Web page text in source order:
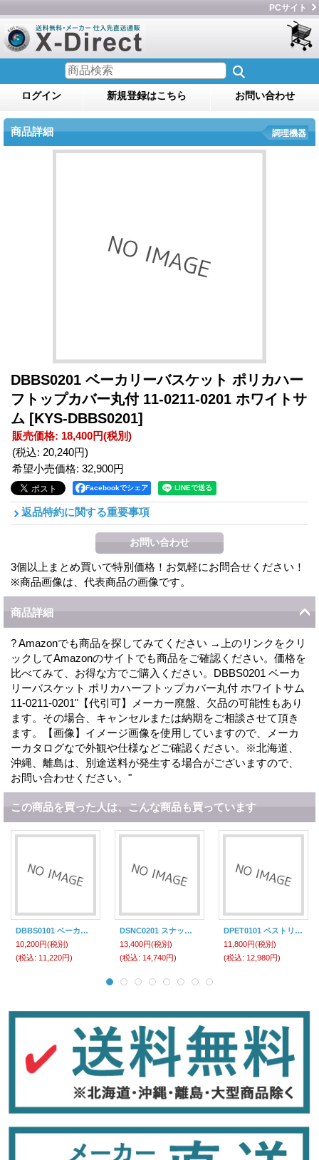
PCサイト
ログイン 新規登録はこちら お問い合わせ
商品詳細 調理機器
DBBS0201 ベーカリーバスケット ポリカハー
フトップカバー丸付 11-0211-0201 ホワイトサ
ム [KYS-DBBS0201]
販売価格: 18,400円(税別)
(税込: 20,240円)
希望小売価格: 32,900円
Facebookでシェア
返品特約に関する重要事項
3個以上まとめ買いで特別価格！お気軽にお問合せください！
※商品画像は、代表商品の画像です。
商品詳細
? Amazonでも商品を探してみてください →上のリンクをクリ
ックしてAmazonのサイトでも商品をご確認ください。価格を
比べてみて、お得な方でご購入ください。DBBS0201 ベーカ
リーバスケット ポリカハーフトップカバー丸付 ホワイトサム
11-0211-0201"【代引可】メーカー廃盤、欠品の可能性もあり
ます。その場合、キャンセルまたは納期をご相談させて頂き
ます。【画像】イメージ画像を使用していますので、メーカ
ーカタログなで外観や仕様などご確認ください。※北海道、
沖縄、離島は、別途送料が発生する場合がございますので、
お問い合わせください。"
この商品を買った人は、こんな商品も買っています
DBBS0101 ベーカリーバスケット ポリカハーフトップカバー角付 11-0211-0101 ホワイトサム
10,200円(税別)
(税込: 11,220円)
DSNC0201 スナックケース(一段) １８８１.００－１１ 11-0211-0301 ホワイトサム
13,400円(税別)
(税込: 14,740円)
DPET0101 ペストリートレー ０８４１.００ 11-0211-0401 ホワイトサム
11,800円(税別)
(税込: 12,980円)